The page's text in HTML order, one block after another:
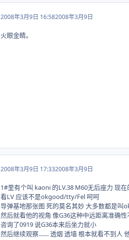
2008年3月9日 16:582008年3月9日
火眼金睛。
2008年3月9日 17:332008年3月9日
1#里有个叫 kaoni 的LV.38 M60无后座力 现
看LV 应该不是okgood/tty/Fel 呵呵
导弹基地那张图 死的莫名其妙 大多数都是叫
然后就看他的视角 像G36这种中远距离准确
咨询了0919 说G36本来后坐力就小
然后继续观察....... 透烟 透墙 根本就看不到人